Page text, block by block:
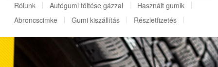
REGISZTRÁCIÓ
Rólunk
Autógumi töltése gázzal
Használt gumik
Abroncscimke
Gumi kiszállítás Részletfizetés